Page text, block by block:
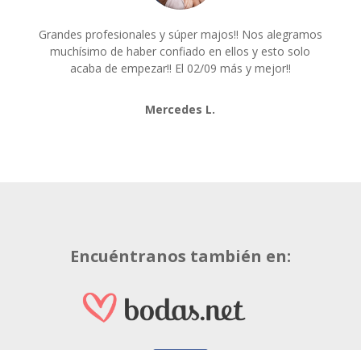
Grandes profesionales y súper majos!! Nos alegramos
muchísimo de haber confiado en ellos y esto solo
acaba de empezar!! El 02/09 más y mejor!!
Mercedes L.
Encuéntranos también en: